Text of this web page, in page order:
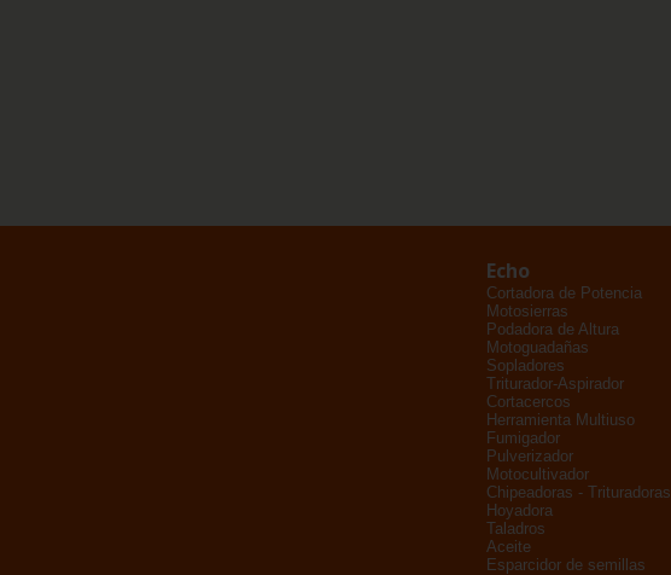
Echo
Cortadora de Potencia
Motosierras
Podadora de Altura
Motoguadañas
Sopladores
Triturador-Aspirador
Cortacercos
Herramienta Multiuso
Fumigador
Pulverizador
Motocultivador
Chipeadoras - Trituradoras
Hoyadora
Taladros
Aceite
Esparcidor de semillas